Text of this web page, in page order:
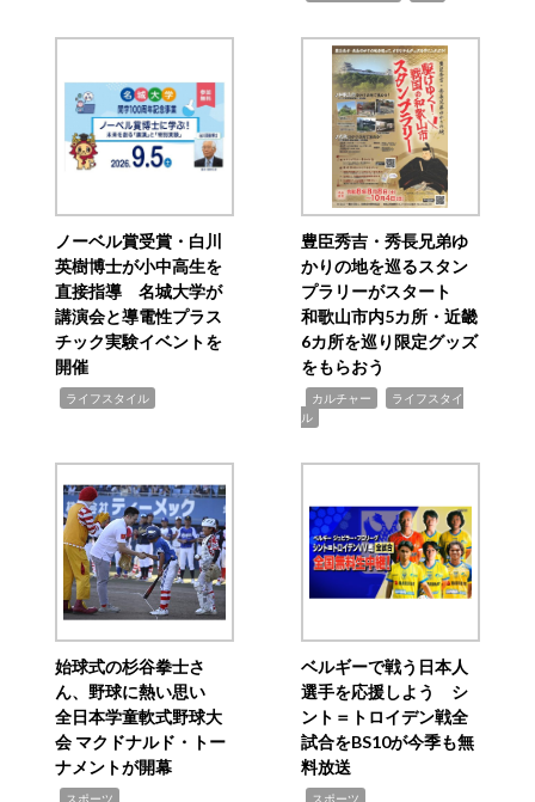
ノーベル賞受賞・白川
英樹博士が小中高生を
直接指導 名城大学が
講演会と導電性プラス
チック実験イベントを
開催
ライフスタイル
豊臣秀吉・秀長兄弟ゆ
かりの地を巡るスタン
プラリーがスタート
和歌山市内5カ所・近畿
6カ所を巡り限定グッズ
をもらおう
カルチャー
ライフスタイ
ル
始球式の杉谷拳士さ
ん、野球に熱い思い
全日本学童軟式野球大
会 マクドナルド・トー
ナメントが開幕
スポーツ
ベルギーで戦う日本人
選手を応援しよう シ
ント＝トロイデン戦全
試合をBS10が今季も無
料放送
スポーツ